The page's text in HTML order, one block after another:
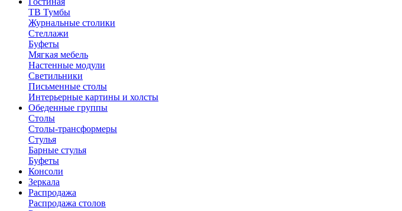
ТВ Тумбы
Журнальные столики
Стеллажи
Буфеты
Мягкая мебель
Настенные модули
Светильники
Письменные столы
Интерьерные картины и холсты
Обеденные группы
Столы
Столы-трансформеры
Стулья
Барные стулья
Буфеты
Консоли
Зеркала
Распродажа
Распродажа столов